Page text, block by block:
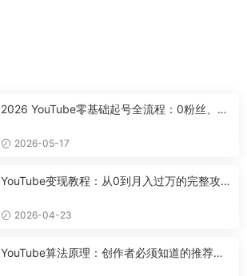
2026 YouTube零基础起号全流程：0粉丝、0
2026-05-17
YouTube变现教程：从0到月入过万的完整攻
2026-04-23
YouTube算法原理：创作者必须知道的推荐机